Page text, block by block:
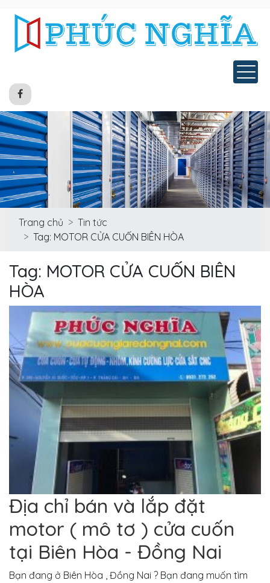
Trang chủ
Tin tức
Tag: MOTOR CỬA CUỐN BIÊN HÒA
Tag: MOTOR CỬA CUỐN BIÊN
HÒA
Địa chỉ bán và lắp đặt
motor ( mô tơ ) cửa cuốn
tại Biên Hòa - Đồng Nai
Bạn đang ở Biên Hòa , Đồng Nai ? Bạn đang muốn tìm